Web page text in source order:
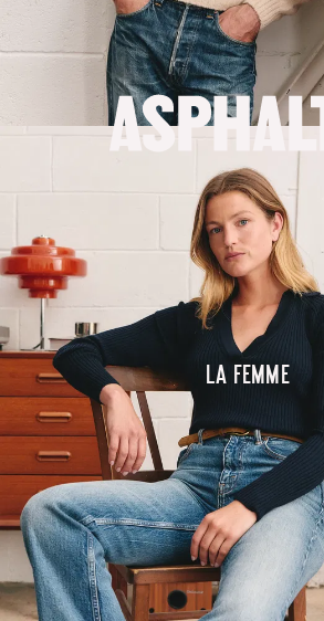
La femme